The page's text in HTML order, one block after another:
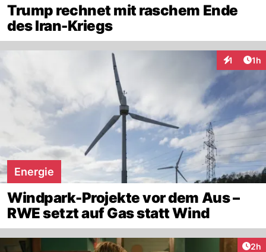
Trump rechnet mit raschem Ende
des Iran-Kriegs
1 1h
Energie
Windpark-Projekte vor dem Aus –
RWE setzt auf Gas statt Wind
2h